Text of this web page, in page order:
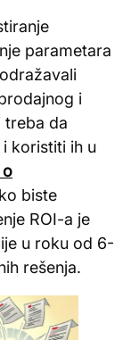
parametara
i
treba da
koristiti ih u
o
biste
ROI-a je
u roku od 6-
rešenja.